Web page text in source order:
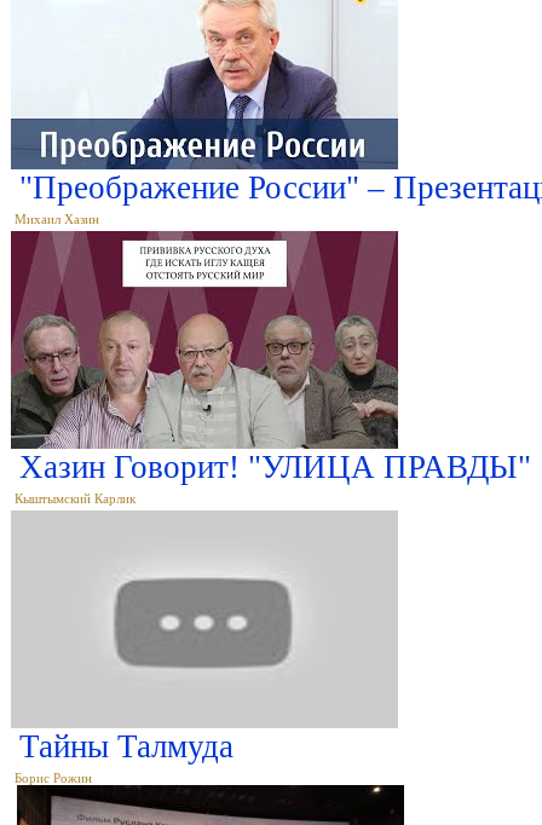
"Преображение России" –
Михаил Хазин
Хазин Говорит! "УЛИЦА ПРАВДЫ"
Кыштымский Карлик
Тайны Талмуда
Борис Рожин